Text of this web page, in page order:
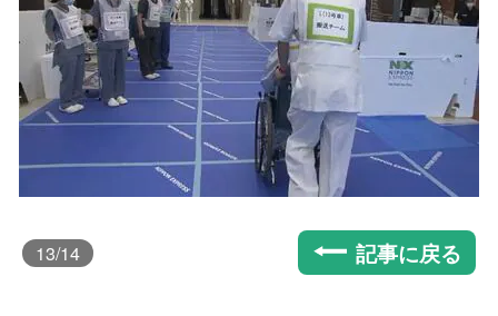
13/14 記事に戻る